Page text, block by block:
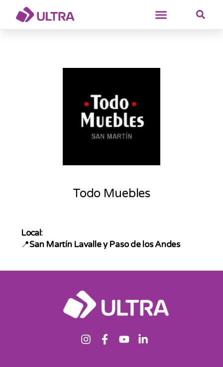
Todo Muebles
Local:
📍San Martín Lavalle y Paso de los Andes